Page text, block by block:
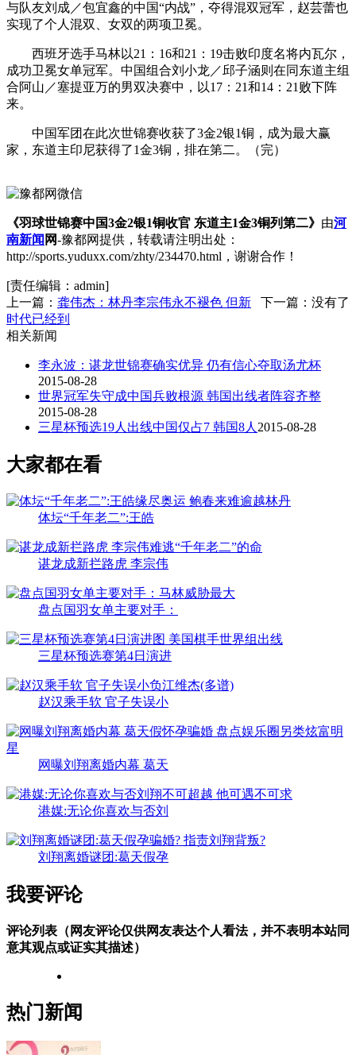
与队友刘成／包宜鑫的中国“内战”，夺得混双冠军，赵芸蕾也
实现了个人混双、女双的两项卫冕。
西班牙选手马林以21：16和21：19击败印度名将内瓦尔，
成功卫冕女单冠军。中国组合刘小龙／邱子涵则在同东道主组
合阿山／塞提亚万的男双决赛中，以17：21和14：21败下阵
来。
中国军团在此次世锦赛收获了3金2银1铜，成为最大赢
家，东道主印尼获得了1金3铜，排在第二。（完）
《羽球世锦赛中国3金2银1铜收官 东道主1金3铜列第二》 由河
南新闻 网-豫都网提供，转载请注明出处：
http://sports.yuduxx.com/zhty/234470.html，谢谢合作！
[责任编辑：admin]
下一篇：没有了
上一篇： 龚伟杰：林丹李宗伟永不褪色 但新
时代已经到
相关新闻
李永波：谌龙世锦赛确实优异 仍有信心夺取汤尤杯
2015-08-28
世界冠军失守成中国兵败根源 韩国出线者阵容齐整
2015-08-28
三星杯预选19人出线中国仅占7 韩国8人 2015-08-28
大家都在看
体坛“千年老二”:王皓
谌龙成新拦路虎 李宗伟
盘点国羽女单主要对手：
三星杯预选赛第4日演进
赵汉乘手软 官子失误小
网曝刘翔离婚内幕 葛天
港媒:无论你喜欢与否刘
刘翔离婚谜团:葛天假孕
我要评论
评论列表（网友评论仅供网友表达个人看法，并不表明本站同
意其观点或证实其描述）
热门新闻